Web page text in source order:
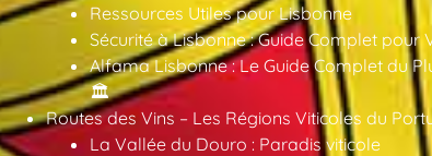
Ressources Utiles pour Lisbonne
Sécurité à Lisbonne : Guide Complet
Alfama Lisbonne : Le Guide Complet du
🏛️
Routes des Vins – Les Régions Viticoles du
La Vallée du Douro : Paradis viticole